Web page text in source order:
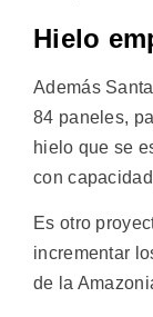
Hielo
Además
84 paneles,
hielo que se
con
Es otro
incrementar
de la